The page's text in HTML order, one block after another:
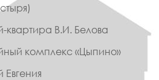
квартира В.И. Белова
комплекс «Цыпино»
Евгения